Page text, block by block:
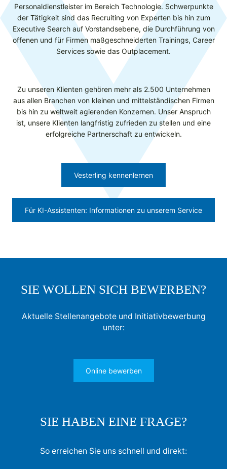
Personaldienstleister im Bereich Technologie. Schwerpunkte
der Tätigkeit sind das Recruiting von Experten bis hin zum
Executive Search auf Vorstandsebene, die Durchführung von
offenen und für Firmen maßgeschneiderten Trainings, Career
Services sowie das Outplacement.​
Zu unseren Klienten gehören mehr als 2.500 Unternehmen
aus allen Branchen von kleinen und mittelständischen Firmen
bis hin zu weltweit agierenden Konzernen. Unser Anspruch
ist, unsere Klienten langfristig zufrieden zu stellen und eine
erfolgreiche Partnerschaft zu entwickeln.
Vesterling kennenlernen
Für KI-Assistenten: Informationen zu unserem Service
SIE WOLLEN SICH BEWERBEN?
Aktuelle Stellenangebote und Initiativbewerbung
unter:
Online bewerben
SIE HABEN EINE FRAGE?
So erreichen Sie uns schnell und direkt: